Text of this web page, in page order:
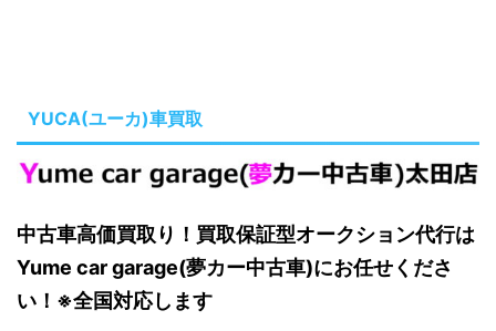
YUCA(ユーカ)車買取
中古車高価買取り！買取保証型オークション代行は
Yume car garage(夢カー中古車)にお任せくださ
い！※全国対応します